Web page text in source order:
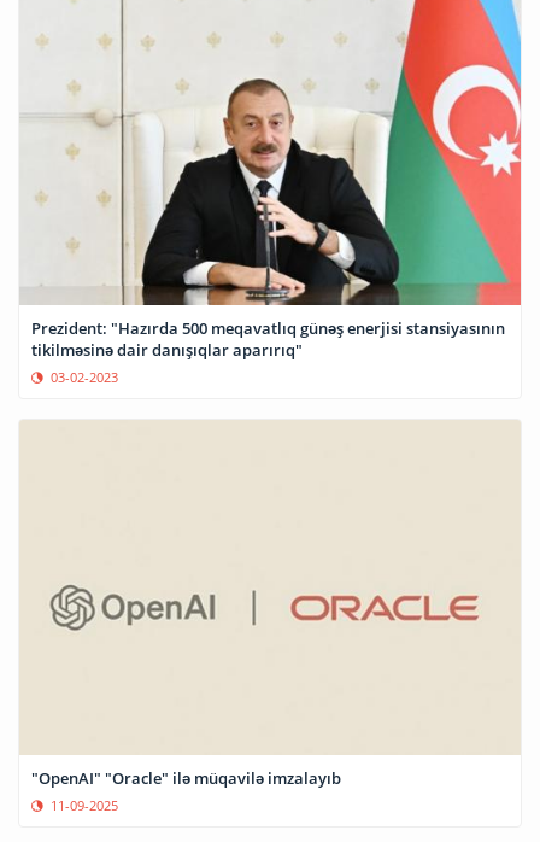
Prezident: "Hazırda 500 meqavatlıq günəş enerjisi stansiyasının
tikilməsinə dair danışıqlar aparırıq"
03-02-2023
"OpenAI" "Oracle" ilə müqavilə imzalayıb
11-09-2025